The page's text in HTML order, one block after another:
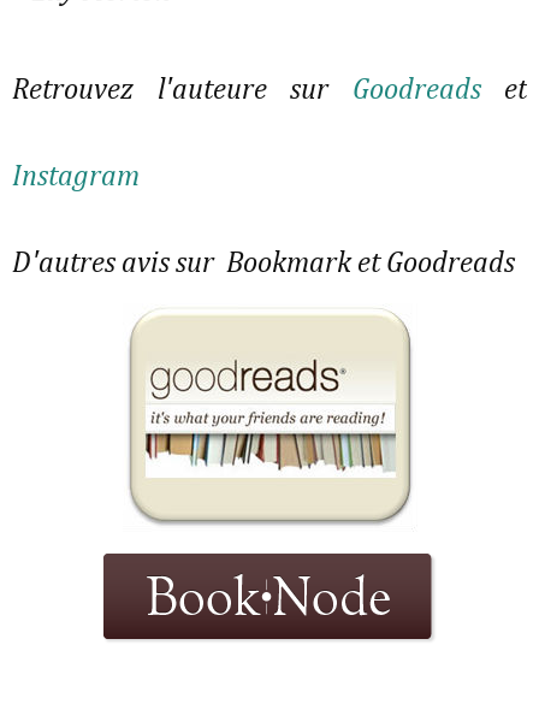
Retrouvez l'auteure sur Goodreadset
Instagram
D'autres avis sur Bookmark et Goodreads